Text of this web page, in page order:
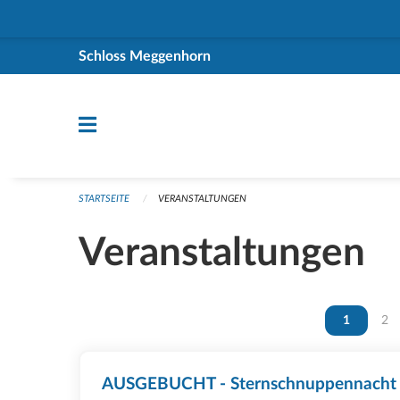
Schloss Meggenhorn
STARTSEITE VERANSTALTUNGEN
Veranstaltungen
Vous êtes
1 2
AUSGEBUCHT - Sternschnuppennacht